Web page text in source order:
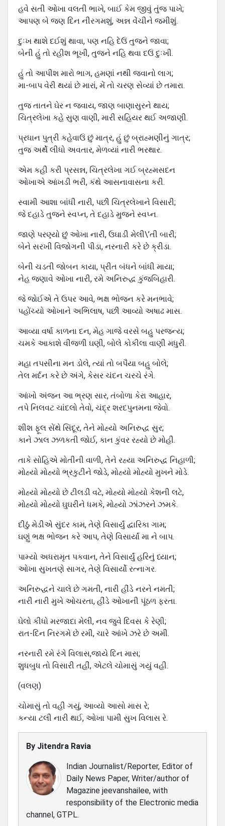
હવે સતી ઓખા વલતી ભાખે, બાઈ કેમ જીવું તુંજ પાખે;
આપણ બે જણ દિન નીરગમશું, અન્ન વેંચીને જમીશું.
દુઃખ થાશે દઈશું થાવા, પણ નહિ દેઉં તુજને જાવા;
બેની હું તો રહીશ ભૂખી, તુજને નહિ થવા દઉં દુઃખી.
હું તો આપીશ મારો ભાગ, હમણાં નથી જવાનો લાગ;
મા-બાપ વેરી થયાં છે મારાં, મેં તો ચરણ સેવ્યાં છે તમારા.
તુજ તાતને ઘેર ન જવાય, જાણ બાણાસુરને થાય;
ચિત્રલેખા કહે સુણ વાણી, મારી સહિયર થઈ અજાણી.
પ્રધાન પુત્રી કહેવાઉં છું માત્ર, હું છું બ્રાહ્મણીનું ગાત્ર;
તુજ અર્થે લીધો અવતાર, મેળવ્યાં નારી ભરથાર.
એમ કહી કરી પ્રસન્ન, ચિત્રલેખા ગઈ બ્રહ્મસદન
ઓખાએ આંખડી ભરી, કંથે આસનાવાસના કરી.
સ્વામી આશા બાંધી નારી, પછી ચિત્રલેખાને વિસારી;
જે દહાડે તુજને સ્વપ્ન, તે દહાડે મુજને સ્વપ્ન.
જાણે પરણ્યો છું ઓખા નારી, ઉઘાડી મેલી\’તી બારી;
બેને સરખી વિજોગની પીડા, નરનારી કરે છે ક્રીડા.
બેની ચડતી જોબન કાયા, પ્રીત બંધને બાંધી માયા;
નેહ જણાવે ઓખા નારી, રમે અનિરુદ્ધ કુંજબિહારી.
જે જોઈએ તે ઉપર આવે, ભક્ષ ભોજન કરે મનભાવે;
પહોંચ્યો ઓખાને અભિલાષ, પછી આવ્યો અષાઢ માસ.
આવ્યા વર્ષા કાળના દન, મેહ ગાજે વરસે બહુ પરજન્ય;
ચમકે આકાશે વીજળી ઘણી, બોલે કોકીલા વાણી મધુરી.
મહા તપસીના મન ડોલે, ત્યાં તો બપૈયા બહુ બોલે;
તેલ મર્દન કરે છે અંગે, કેસર ચંદન ચરચે રંગે.
આંખો અંજન આ ભ્રણ સાર, તંબોળા કેરા આહાર,
તપે નિલવટ ચાંદલો તેવો, ચંદ્ર શરદપુનમના જેવો.
શીશ ફૂલ સેંથે સિંદૂર, તેને મોહ્યો અનિરુદ્ધ સુર;
કાને ઝાલ ઝળકતી જોઈ, કાન કુંવર રહ્યો છે મોહી.
તાકે સોહિએ મોતીની વાળી, તેને રહ્યા અનિરુદ્ધ નિહાળી;
મોહ્યો મોહ્યો ભ્રકુટીને જોડે, મોહ્યો મોહ્યો મુખને મોડે.
મોહ્યો મોહ્યો છે ટીલડી વટે, મોહ્યો મોહ્યો કેશની લટે,
મોહ્યો મોહ્યો ઘુઘરીને ધમકે, મોહ્યો ઝાંઝરને ઝમકે.
દીઠું મેડીએ સુંદર કામ, તેણે વિસાર્યું દ્વારિકા ગામ;
ઘણું ભક્ષ ભોજન કરે આપ, તેણે વિસાર્યાં મા ને બાપ.
પામ્યો અધરામૃત પકવાન, તેને વિસાર્યું હરિનું ધ્યાન;
ઓખા સુખતણે સાગર, તેણે વિસાર્યો રત્નાગર.
અનિરુદ્ધને ચાલે છે ગમતી, નારી હીંડે નરને નમતી;
નારી નારી મુખે ઓચરતા, હીંડે ઓખાની પૂંઠળ ફરતા.
ઘેલો કીધો મરજાદા મેલી, નવ જુવે દિવસ કે રેણી;
રાત-દિન નિરગમે છે રમી, ચારે આંખે ઝરે છે અમી.
નરનારી રમે રંગે વિલાસ,જાયે દિન માસ;
શુધબુધ તો વિસારી તહીં, એટલે ચોમાસું ગયું વહી.
(વલણ)
ચોમાસું તો વહી ગયું, આવ્યો આસો માસ રે;
કન્યા ટલી નારી થઈ, ઓખા પામી સુખ વિલાસ રે.
By Jitendra Ravia
Indian Journalist/Reporter, Editor of
Daily News Paper, Writer/author of
Magazine jeevanshailee, with
responsibility of the Electronic media
channel, GTPL.